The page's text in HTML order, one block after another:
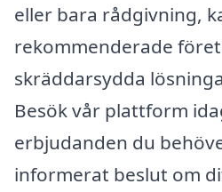
eller bara rådgivning,
rekommenderade
skräddarsydda
Besök vår plattform
erbjudanden du
informerat beslut om